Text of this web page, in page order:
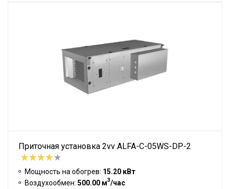
Приточная установка 2vv ALFA-C-05WS-DP-2
Мощность на обогрев: 15.20 кВт
Воздухообмен: 500.00 м3/час